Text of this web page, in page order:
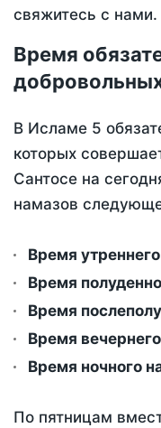
свяжитесь с нами.
Время
В Исламе 5
которых
Сантосе на
намазов
Время
Время
Время
Время
Время ночного
По пятницам